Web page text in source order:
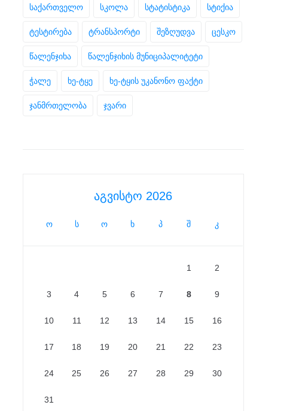
საქართველო სკოლა სტატისტიკა სტიქია
ტესტირება ტრანსპორტი შეზღუდვა ცესკო
წალენჯიხა წალენჯიხის მუნიციპალიტეტი
ჭალე ხე-ტყე ხე-ტყის უკანონო ფაქტი
ჯანმრთელობა ჯვარი
აგვისტო 2026
ო ს ო ხ პ შ კ
1 2
3 4 5 6 7 8 9
10 11 12 13 14 15 16
17 18 19 20 21 22 23
24 25 26 27 28 29 30
31